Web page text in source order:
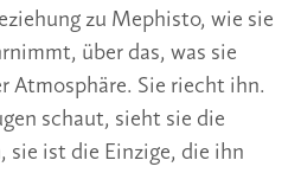
zu Mephisto, wie sie
über das, was sie
Atmosphäre. Sie riecht ihn.
schaut, sieht sie die
sie ist die Einzige, die ihn